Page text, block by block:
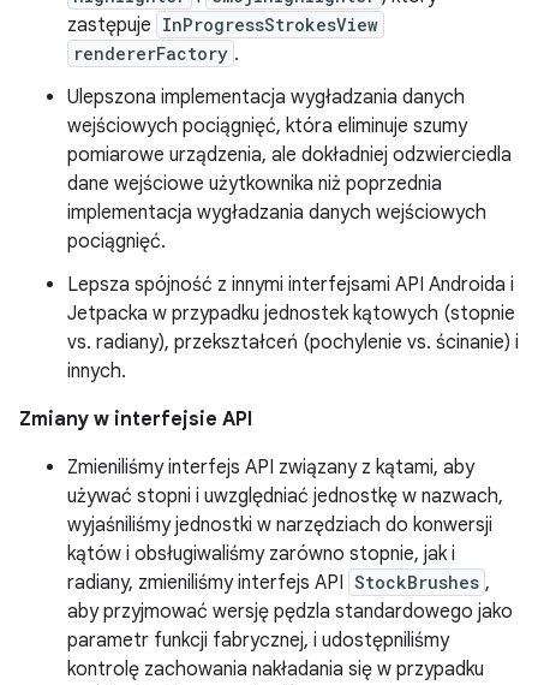
zastępuje InProgressStrokesView
rendererFactory .
Ulepszona implementacja wygładzania danych
wejściowych pociągnięć, która eliminuje szumy
pomiarowe urządzenia, ale dokładniej odzwierciedla
dane wejściowe użytkownika niż poprzednia
implementacja wygładzania danych wejściowych
pociągnięć.
Lepsza spójność z innymi interfejsami API Androida i
Jetpacka w przypadku jednostek kątowych (stopnie
vs. radiany), przekształceń (pochylenie vs. ścinanie) i
innych.
Zmiany w interfejsie API
Zmieniliśmy interfejs API związany z kątami, aby
używać stopni i uwzględniać jednostkę w nazwach,
wyjaśniliśmy jednostki w narzędziach do konwersji
kątów i obsługiwaliśmy zarówno stopnie, jak i
radiany, zmieniliśmy interfejs API StockBrushes ,
aby przyjmować wersję pędzla standardowego jako
parametr funkcji fabrycznej, i udostępniliśmy
kontrolę zachowania nakładania się w przypadku